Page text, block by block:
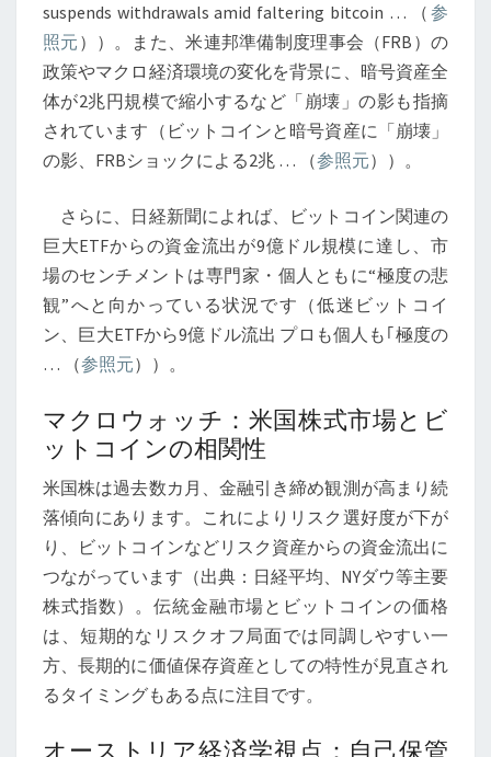
13
日
現
在】
suspends withdrawals amid faltering bitcoin … （ 参
照元 ））。また、米連邦準備制度理事会（FRB）の
政策やマクロ経済環境の変化を背景に、暗号資産全
体が2兆円規模で縮小するなど「崩壊」の影も指摘
されています（ビットコインと暗号資産に「崩壊」
の影、FRBショックによる2兆 … （参照元））。
さらに、日経新聞によれば、ビットコイン関連の
巨大ETFからの資金流出が9億ドル規模に達し、市
場のセンチメントは専門家・個人ともに“極度の悲
観”へと向かっている状況です（低迷ビットコイ
ン、巨大ETFから9億ドル流出 プロも個人も｢極度の
… （参照元））。
マクロウォッチ：米国株式市場とビ
ットコインの相関性
米国株は過去数カ月、金融引き締め観測が高まり続
落傾向にあります。これによりリスク選好度が下が
り、ビットコインなどリスク資産からの資金流出に
つながっています（出典：日経平均、NYダウ等主要
株式指数）。伝統金融市場とビットコインの価格
は、短期的なリスクオフ局面では同調しやすい一
方、長期的に価値保存資産としての特性が見直され
るタイミングもある点に注目です。
オーストリア経済学視点：自己保管